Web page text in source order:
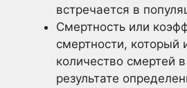
встречается в
Смертность или
смертности, который
количество смертей
результате